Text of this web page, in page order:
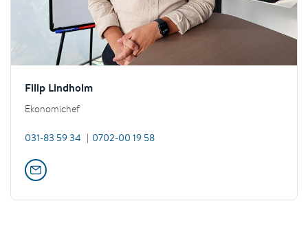
Filip Lindholm
Ekonomichef
031-83 59 34 0702-00 19 58